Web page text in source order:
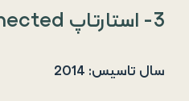
3- استارتاپ Connected
سال تاسیس: 2014